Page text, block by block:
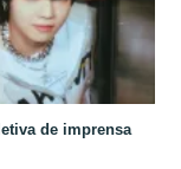
de imprensa